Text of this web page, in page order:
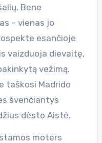
Bene
– vienas jo
esančioje
vaizduoja dievaitę,
vežimą.
taškosi Madrido
švenčiantys
dėsto Aistė.
moters